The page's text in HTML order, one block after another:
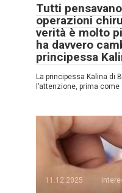
Tutti
operazioni
verità è molto
ha davvero
principessa
La principessa Kalina di
l’attenzione, prima
11.12.2025